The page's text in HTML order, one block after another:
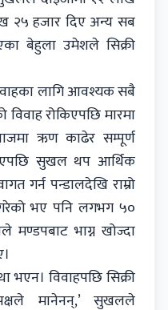
२५ हजार दिए अन्य सब
बेहुला उमेशले सिक्री
लागि आवश्यक सबै
रोकिएपछि मारमा
ऋण काढेर सम्पूर्ण
सुखल थप आर्थिक
गर्न पन्डालदेखि राम्रो
भए पनि लगभग ५०
मण्डपबाट भाग्न खोज्दा
भएन। विवाहपछि सिक्री
मानेनन्,’ सुखलले